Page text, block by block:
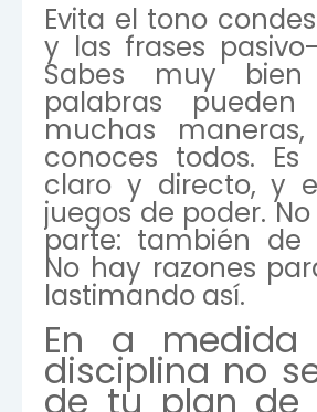
Evita el tono
y las frases
Sabes muy
palabras
muchas
conoces todos.
claro y directo, y
juegos de poder.
parte: también de
No hay razones
lastimando así.
En a
disciplina no
de tu plan de